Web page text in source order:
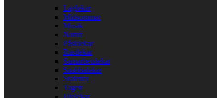
Laglekar
Midsommar
Musik
Namn
Påsklekar
Rastlekar
Samarbetslekar
Snabbalekar
Stafetter
Tagen